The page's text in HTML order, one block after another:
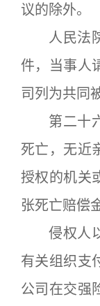
议的除外。
人民法院
件，当事人
司列为共同
第二十六
死亡，无近
授权的机关
张死亡赔偿
侵权人以
有关组织支
公司在交强